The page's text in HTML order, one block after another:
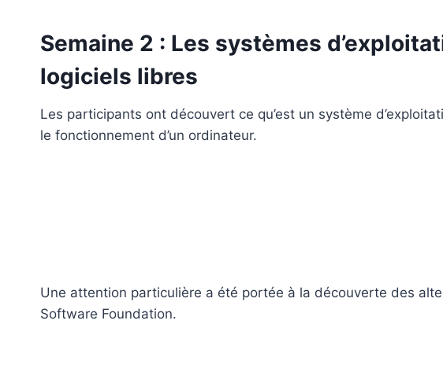
Semaine 2 : Les systèmes
logiciels libres
Les participants ont découvert ce qu’est un système
le fonctionnement d’un ordinateur.
Une attention particulière a été portée à la découverte des
Software Foundation.